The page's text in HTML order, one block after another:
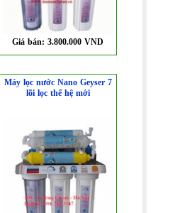
Giá bán:3.800.000 VND
Máy lọc nước Nano Geyser 7
lõi lọc thế hệ mới